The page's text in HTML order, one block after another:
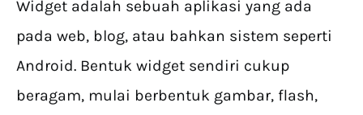
Widget adalah sebuah aplikasi yang ada
pada web, blog, atau bahkan sistem seperti
Android. Bentuk widget sendiri cukup
beragam, mulai berbentuk gambar, flash,